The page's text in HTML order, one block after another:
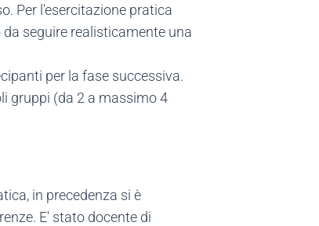
Per l'esercitazione pratica
seguire realisticamente una
per la fase successiva.
gruppi (da 2 a massimo 4
in precedenza si è
E' stato docente di